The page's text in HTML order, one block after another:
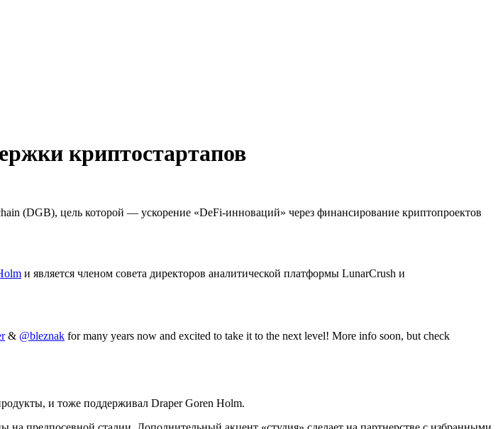
криптостартапов
(DGB), цель которой — ускорение «DeFi-инноваций» через финансирование криптопроектов
и является членом совета директоров аналитической платформы LunarCrush и
& @bleznak for many years now and excited to take it to the next level! More info soon, but check
и тоже поддерживал Draper Goren Holm.